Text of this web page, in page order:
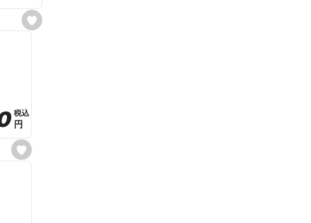
s
e
s
e
税込
税込
円
円